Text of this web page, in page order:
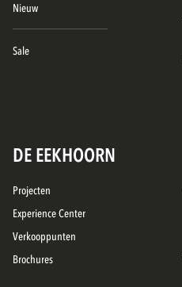
Nieuw
Sale
DE EEKHOORN
Projecten
Experience Center
Verkooppunten
Brochures